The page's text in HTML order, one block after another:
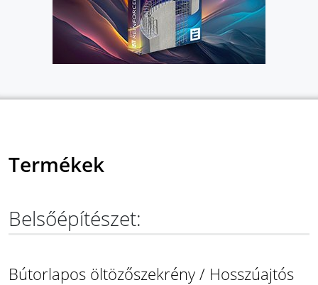
Termékek
Belsőépítészet:
Bútorlapos öltözőszekrény / Hosszúajtós